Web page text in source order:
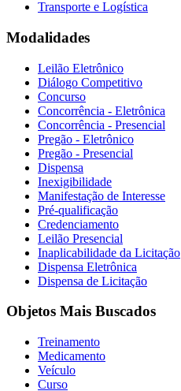
Transporte e Logística
Modalidades
Leilão Eletrônico
Diálogo Competitivo
Concurso
Concorrência - Eletrônica
Concorrência - Presencial
Pregão - Eletrônico
Pregão - Presencial
Dispensa
Inexigibilidade
Manifestação de Interesse
Pré-qualificação
Credenciamento
Leilão Presencial
Inaplicabilidade da Licitação
Dispensa Eletrônica
Dispensa de Licitação
Objetos Mais Buscados
Treinamento
Medicamento
Veículo
Curso